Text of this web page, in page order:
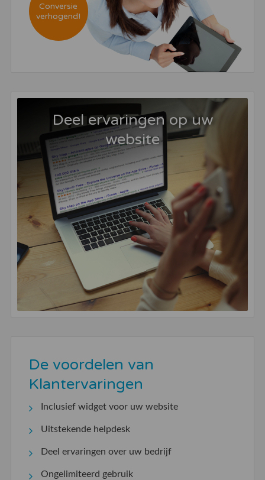
Conversie
verhogend!
Deel ervaringen op uw
website
De voordelen van
Klantervaringen
Inclusief widget voor uw website
Uitstekende helpdesk
Deel ervaringen over uw bedrijf
Ongelimiteerd gebruik